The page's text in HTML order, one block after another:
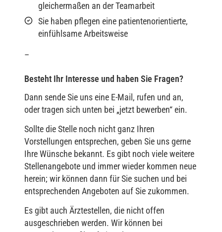
gleichermaßen an der Teamarbeit
Sie haben pflegen eine patientenorientierte,
einfühlsame Arbeitsweise
–
Besteht Ihr Interesse und haben Sie Fragen?
Dann sende Sie uns eine E-Mail, rufen und an,
oder tragen sich unten bei „jetzt bewerben“ ein.
Sollte die Stelle noch nicht ganz Ihren
Vorstellungen entsprechen, geben Sie uns gerne
Ihre Wünsche bekannt. Es gibt noch viele weitere
Stellenangebote und immer wieder kommen neue
herein; wir können dann für Sie suchen und bei
entsprechenden Angeboten auf Sie zukommen.
Es gibt auch Ärztestellen, die nicht offen
ausgeschrieben werden. Wir können bei